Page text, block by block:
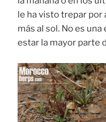
le ha visto trepar por
más al sol. No es
estar la mayor parte